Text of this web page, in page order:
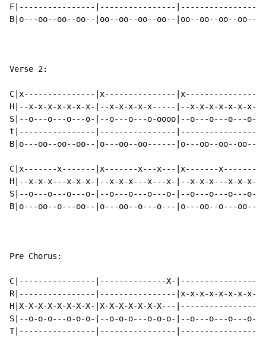
F|----------------|----------------|----------------
B|o---oo--oo--oo--|oo--oo--oo--oo--|oo--oo--oo--oo--
Verse 2:
C|x---------------|x---------------|x---------------
H|--x-x-x-x-x-x-x-|--x-x-x-x-x-----|--x-x-x-x-x-x-x-
S|--o---o---o---o-|--o---o---o-oooo|--o---o---o---
t|----------------|----------------|----------------
B|o---oo--oo--oo--|o---oo--oo------|o---oo--oo--oo--
C|x-------x-------|x-------x---x---|x-------x-------
H|--x-x-x---x-x-x-|--x-x-x---x---x-|--x-x-x---x-x-x-
S|--o---o---o---o-|--o---o---o---o-|--o---o---o---o-
B|o---oo--o---oo--|o---oo--o---o---|o---oo--o---oo--
Pre Chorus:
C|----------------|--------------X-|----------------
R|----------------|----------------|x-x-x-x-x-x-x-x-
H|X-X-X-X-X-X-X-X-|X-X-X-X-X-X-X---
S|--o-o-o---o-o-o-|--o-o-o---o-o-o-|--o---o---o---
T|----------------|----------------|----------------